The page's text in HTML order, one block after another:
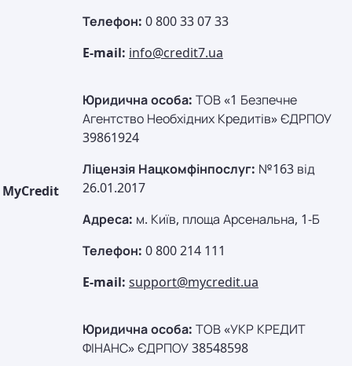
Телефон: 0 800 33 07 33
E-mail: info@credit7.ua
MyCredit
Юридична особа: ТОВ «1 Безпечне
Агентство Необхідних Кредитів» ЄДРПОУ
39861924
Ліцензія Нацкомфінпослуг: №163 від
26.01.2017
Адреса: м. Київ, площа Арсенальна, 1-Б
Телефон: 0 800 214 111
E-mail: support@mycredit.ua
Юридична особа: ТОВ «УКР КРЕДИТ
ФІНАНС» ЄДРПОУ 38548598